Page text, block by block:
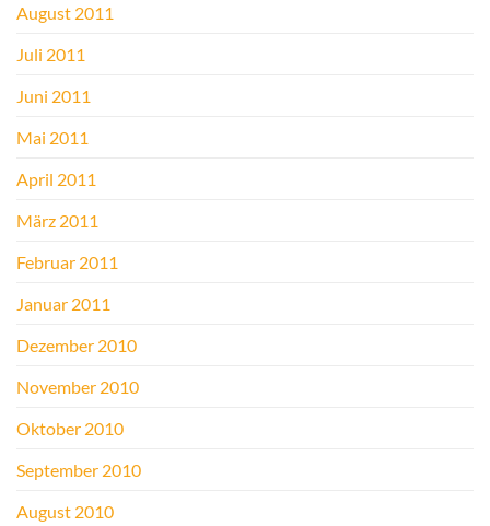
August 2011
Juli 2011
Juni 2011
Mai 2011
April 2011
März 2011
Februar 2011
Januar 2011
Dezember 2010
November 2010
Oktober 2010
September 2010
August 2010